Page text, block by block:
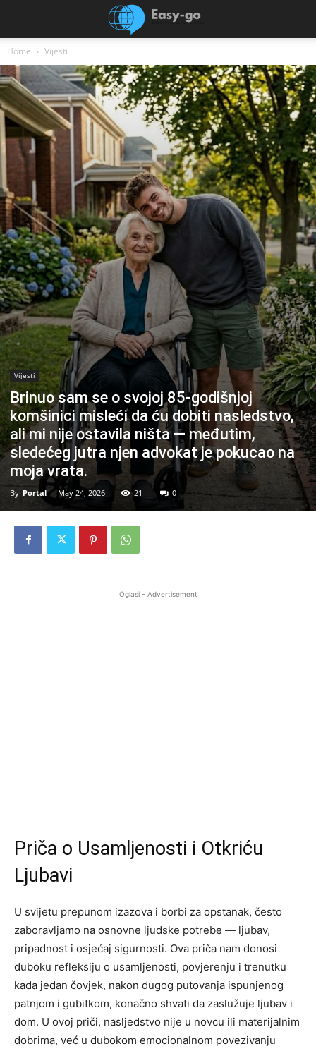
Home Vijesti
Vijesti
Brinuo sam se o svojoj 85-godišnjoj
komšinici misleći da ću dobiti nasledstvo,
ali mi nije ostavila ništa — međutim,
sledećeg jutra njen advokat je pokucao na
moja vrata.
By Portal - May 24, 2026 21 0
Oglasi - Advertisement
Priča o Usamljenosti i Otkriću
Ljubavi
U svijetu prepunom izazova i borbi za opstanak, često
zaboravljamo na osnovne ljudske potrebe — ljubav,
pripadnost i osjećaj sigurnosti. Ova priča nam donosi
duboku refleksiju o usamljenosti, povjerenju i trenutku
kada jedan čovjek, nakon dugog putovanja ispunjenog
patnjom i gubitkom, konačno shvati da zaslužuje ljubav i
dom. U ovoj priči, nasljedstvo nije u novcu ili materijalnim
dobrima, već u dubokom emocionalnom povezivanju